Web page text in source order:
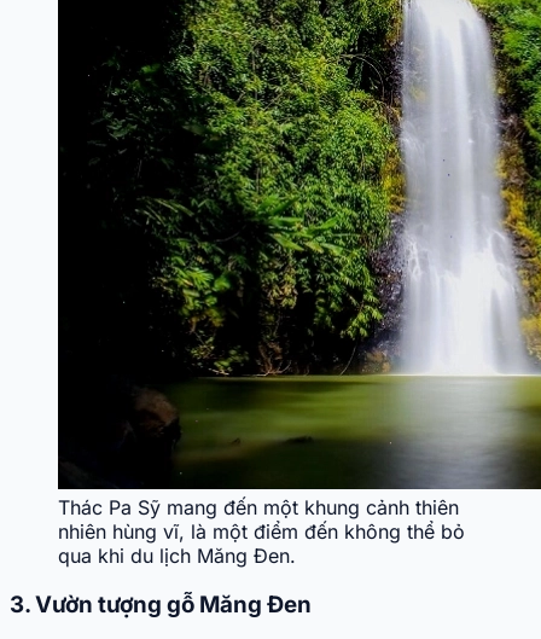
Thác Pa Sỹ mang đến một khung cảnh thiên
nhiên hùng vĩ, là một điểm đến không thể bỏ
qua khi du lịch Măng Đen.
3. Vườn tượng gỗ Măng Đen